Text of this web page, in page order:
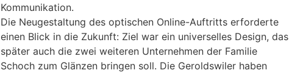
Kommunikation.
Die Neugestaltung des optischen Online-Auftritts erforderte
einen Blick in die Zukunft: Ziel war ein universelles Design, das
später auch die zwei weiteren Unternehmen der Familie
Schoch zum Glänzen bringen soll. Die Geroldswiler haben